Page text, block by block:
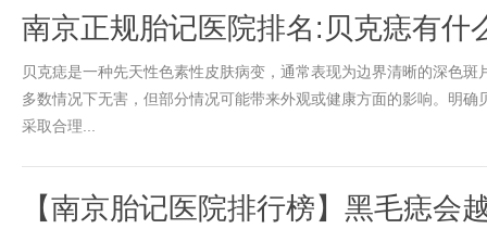
南京正规胎记医院排名:贝克痣有什
贝克痣是一种先天性色素性皮肤病变，通常表现为边界清晰的深色
多数情况下无害，但部分情况可能带来外观或健康方面的影响。明确
采取合理...
【南京胎记医院排行榜】黑毛痣会